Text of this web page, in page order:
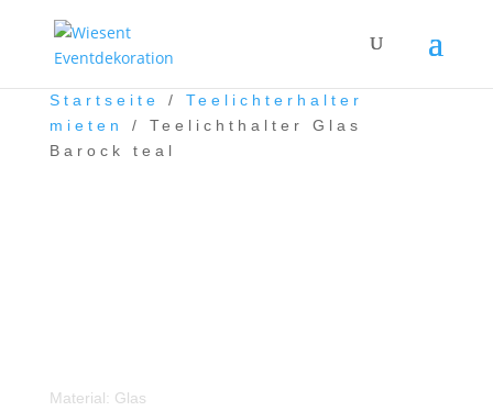
Startseite / Teelichterhalter
mieten
/ Teelichthalter Glas
Barock teal
Material: Glas